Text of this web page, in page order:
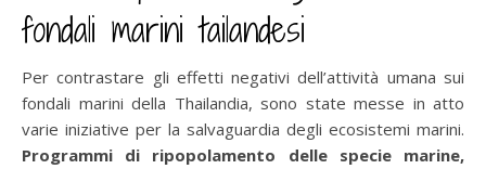
fondali marini tailandesi
Per contrastare gli effetti negativi dell’attività umana sui
fondali marini della Thailandia, sono state messe in atto
varie iniziative per la salvaguardia degli ecosistemi marini.
Programmi di ripopolamento delle specie marine,